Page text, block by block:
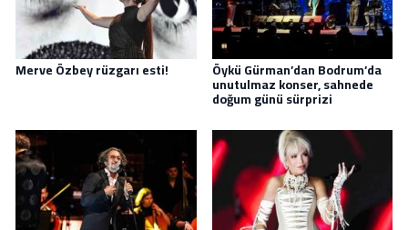
Merve Özbey rüzgarı esti! Öykü Gürman’dan Bodrum’da
unutulmaz konser, sahnede
doğum günü sürprizi